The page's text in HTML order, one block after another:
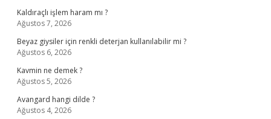
Kaldıraçlı işlem haram mı ?
Ağustos 7, 2026
Beyaz giysiler için renkli deterjan kullanılabilir mi ?
Ağustos 6, 2026
Kavmin ne demek ?
Ağustos 5, 2026
Avangard hangi dilde ?
Ağustos 4, 2026